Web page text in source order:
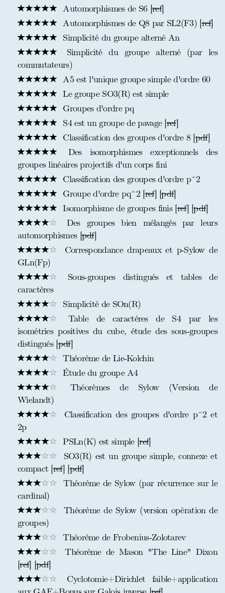
Automorphismes de S6 [ref]
Automorphismes de Q8 par SL2(F3) [ref]
Simplicité du groupe alterné An
Simplicité du groupe alterné (par les
commutateurs)
A5 est l'unique groupe simple d'ordre 60
Le groupe SO3(R) est simple
Groupes d'ordre pq
S4 est un groupe de pavage [ref]
Classification des groupes d'ordre 8 [pdf]
Des isomorphismes exceptionnels des
groupes linéaires projectifs d'un corps fini
Classification des groupes d'ordre p^2
Groupe d'ordre pq^2 [ref] [pdf]
Isomorphisme de groupes finis [ref] [pdf]
Des groupes bien mélangés par leurs
automorphismes [pdf]
Correspondance drapeaux et p-Sylow de
GLn(Fp)
Sous-groupes distingués et tables de
caractères
Simplicité de SOn(R)
Table de caractères de S4 par les
isométries positives du cube, étude des sous-groupes
distingués [pdf]
Théorème de Lie-Kolchin
Étude du groupe A4
Théorèmes de Sylow (Version de
Wielandt)
Classification des groupes d'ordre p^2 et
2p
PSLn(K) est simple [ref]
SO3(R) est un groupe simple, connexe et
compact [ref] [pdf]
Théorème de Sylow (par récurrence sur le
cardinal)
Théorème de Sylow (version opération de
groupes)
Théorème de Frobenius-Zolotarev
Théorème de Mason "The Line" Dixon
[ref] [pdf]
Cyclotomie+Dirichlet faible+application